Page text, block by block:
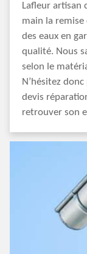
Lafleur artisan
main la remise
des eaux en
qualité. Nous
selon le
N’hésitez
devis
retrouver son